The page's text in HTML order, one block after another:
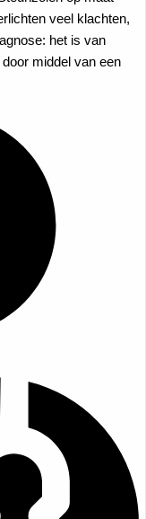
veel klachten,
het is van
middel van een